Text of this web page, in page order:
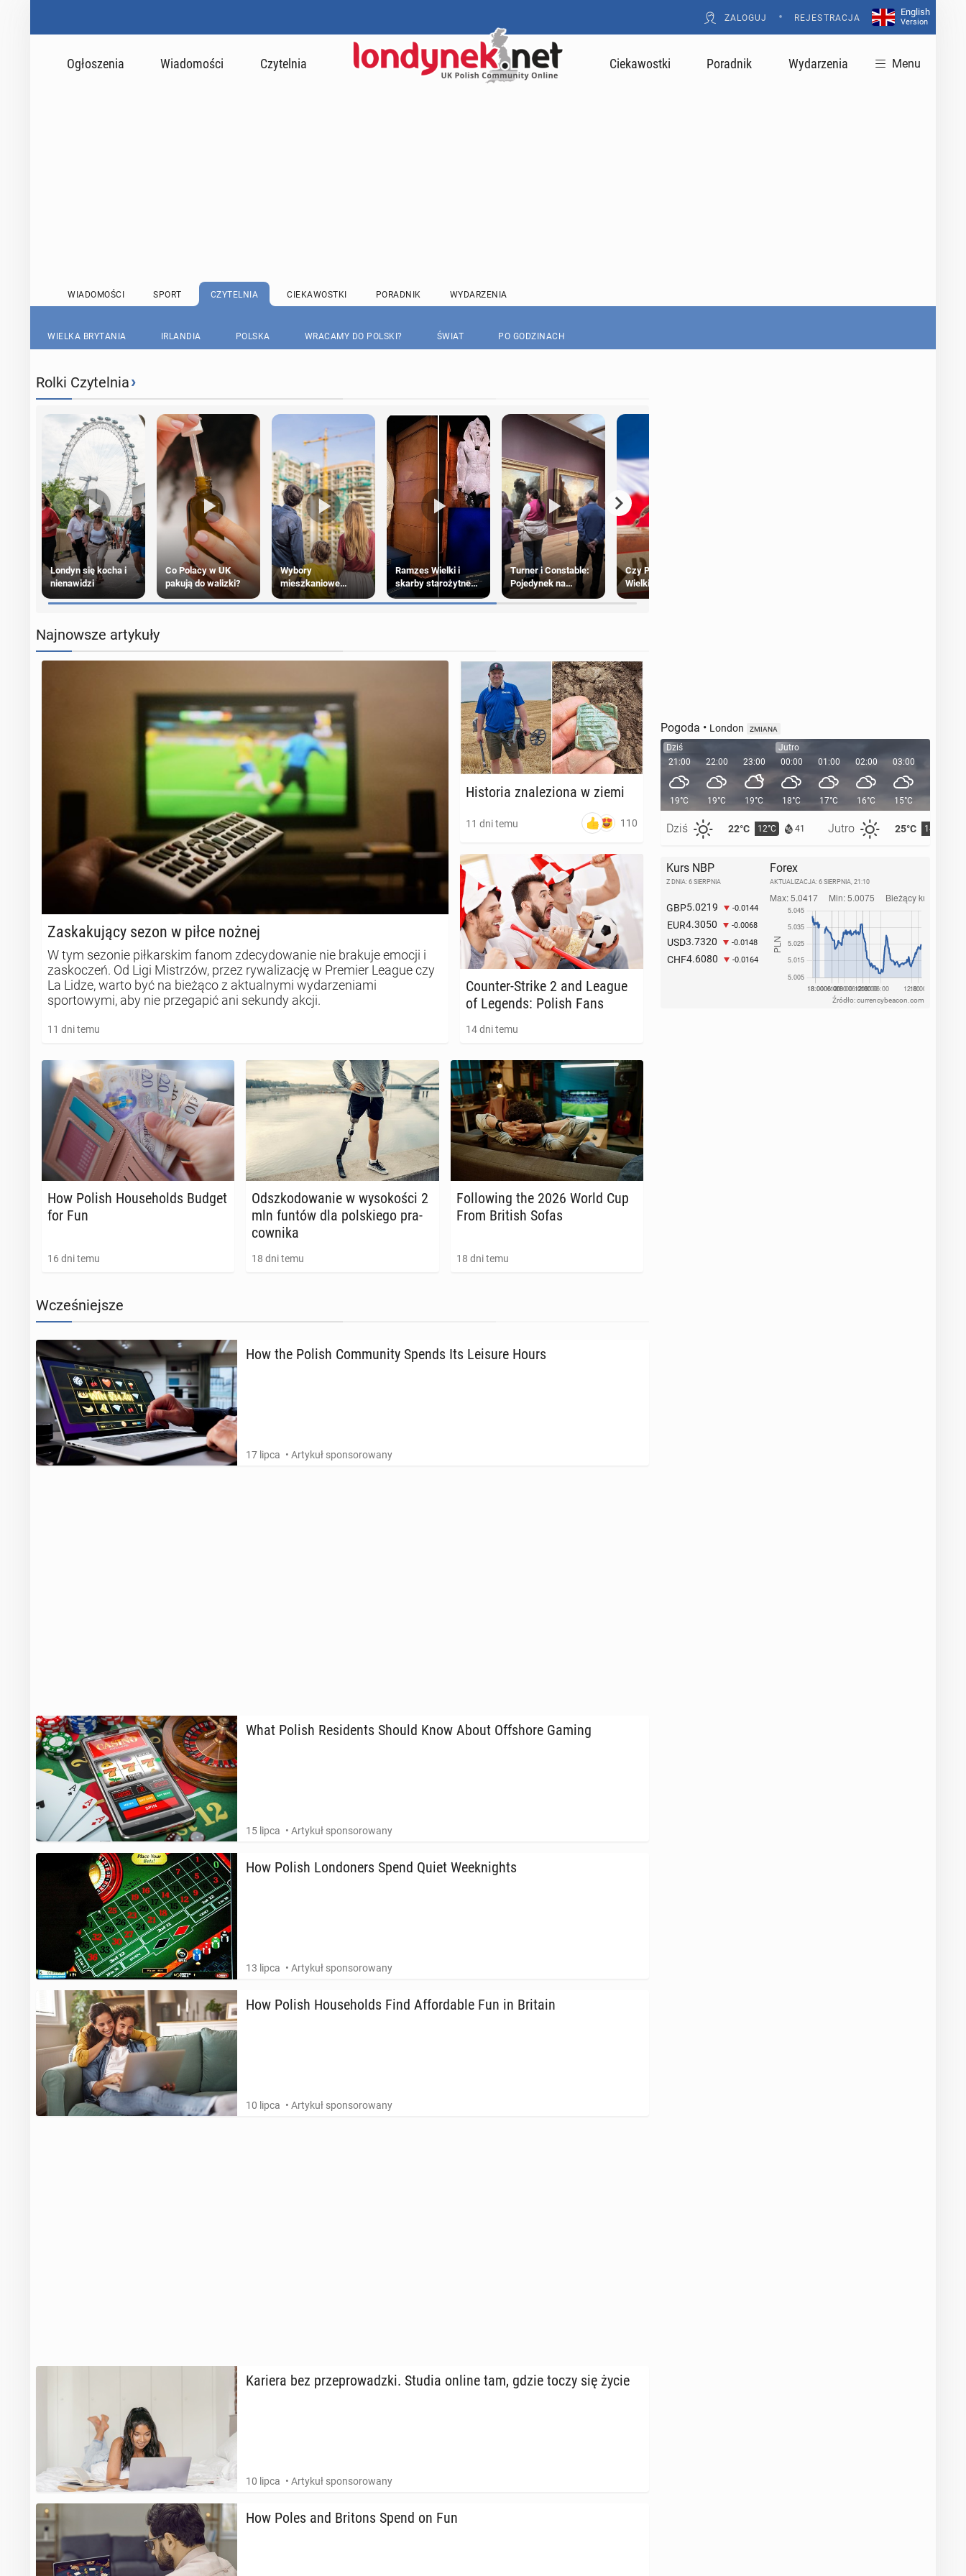
ZALOGUJ • REJESTRACJA
English
Version
Ogłoszenia Wiadomości Czytelnia Ciekawostki Poradnik Wydarzenia Menu
WIADOMOŚCI SPORT CZYTELNIA CIEKAWOSTKI PORADNIK WYDARZENIA
WIELKA BRYTANIA IRLANDIA POLSKA WRACAMY DO POLSKI? ŚWIAT PO GODZINACH
Rolki Czytelnia›
Londyn się kocha i
nienawidzi
Co Polacy w UK
pakują do walizki?
Wybory
mieszkaniowe
Polaków 2025
Ramzes Wielki i
skarby starożytnego
Egiptu: Wyjątkowa
Turner i Constable:
Pojedynek na
Czy Polacy z
Wielkiej Brytanii
rzeczywiście
Najnowsze artykuły
Za­ska­ku­ją­cy sezon w piłce nożnej
W tym sezonie piłkarskim fanom zdecydowanie nie brakuje emocji i
zaskoczeń. Od Ligi Mistrzów, przez rywalizację w Premier League czy
La Lidze, warto być na bieżąco z aktualnymi wydarzeniami
sportowymi, aby nie przegapić ani sekundy akcji.
11 dni temu
Hi­sto­ria zna­le­zio­na w ziemi
11 dni temu 110
Counter-Strike 2 and League
of Legends: Polish Fans
14 dni temu
How Polish Ho­use­holds Budget
for Fun
16 dni temu
Od­szko­do­wa­nie w wy­so­ko­ści 2
mln funtów dla pol­skie­go pra­
cow­ni­ka
18 dni temu
Fol­lo­wing the 2026 World Cup
From British Sofas
18 dni temu
Wcześniejsze
How the Polish Com­mu­ni­ty Spends Its Leisure Hours
17 lipca • Artykuł sponsorowany
What Polish Re­si­dents Should Know About Of­fsho­re Gaming
15 lipca • Artykuł sponsorowany
How Polish Lon­do­ners Spend Quiet We­ek­ni­ghts
13 lipca • Artykuł sponsorowany
How Polish Ho­use­holds Find Af­for­da­ble Fun in Britain
10 lipca • Artykuł sponsorowany
Kariera bez prze­pro­wadz­ki. Studia online tam, gdzie toczy się życie
10 lipca • Artykuł sponsorowany
How Poles and Britons Spend on Fun
Pogoda • London ZMIANA
Dziś
21:00
19°C
Dziś 22°C 12°C 41 Jutro 25°C 14°C
22:00
19°C
23:00
19°C
Jutro
00:00
18°C
01:00
17°C
02:00
16°C
03:00
15°C
Kurs NBP
Z DNIA: 6 SIERPNIA
GBP5.0219 -0.0144
EUR4.3050 -0.0068
USD3.7320 -0.0148
CHF4.6080 -0.0164
Forex
AKTUALIZACJA: 6 SIERPNIA, 21:10
Źródło: currencybeacon.com